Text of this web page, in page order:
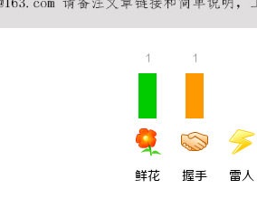
1
鲜花
1
握手 雷人